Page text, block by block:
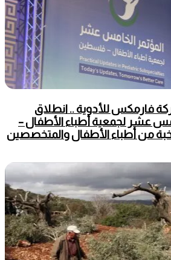
فارمكس للأدوية .. انطلاق
عشر لجمعية أطباء الأطفال –
من أطباء الأطفال والمتخصصين